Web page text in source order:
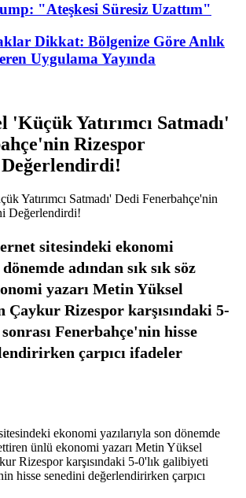
"Ateşkesi Süresiz Uzattım"
Dikkat: Bölgenize Göre Anlık
Uygulama Yayında
'Küçük Yatırımcı Satmadı'
Rizespor
sitesindeki ekonomi
adından sık sık söz
yazarı Metin Yüksel
Çaykur Rizespor karşısındaki 5-
Fenerbahçe'nin hisse
çarpıcı ifadeler
ekonomi yazılarıyla son dönemde
ünlü ekonomi yazarı Metin Yüksel
Rizespor karşısındaki 5-0'lık galibiyeti
hisse senedini değerlendirirken çarpıcı